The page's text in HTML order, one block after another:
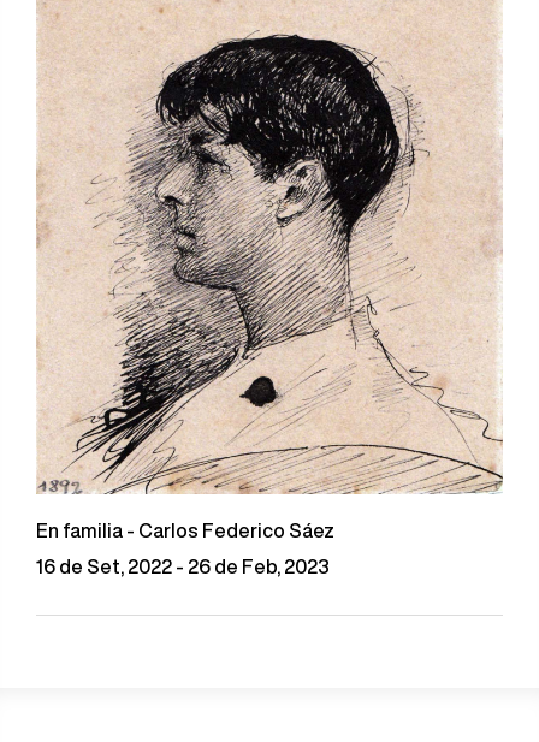
En familia - Carlos Federico Sáez
16 de Set, 2022 - 26 de Feb, 2023